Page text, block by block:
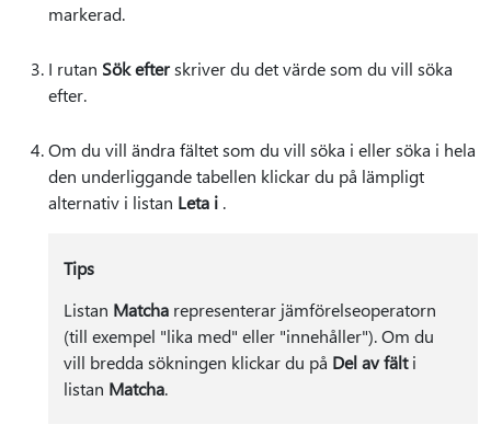
markerad.
I rutan Sök efterskriver du det värde som du vill söka
efter.
Om du vill ändra fältet som du vill söka i eller söka i hela
den underliggande tabellen klickar du på lämpligt
alternativ i listan Leta i .
Tips
Listan Matcharepresenterar jämförelseoperatorn
(till exempel "lika med" eller "innehåller"). Om du
vill bredda sökningen klickar du på Del av fälti
listan Matcha.